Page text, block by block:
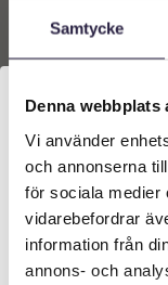
Samtycke
Denna webbplats
Vi använder
och annonserna
för sociala medier
vidarebefordrar
information från
annons- och
500 g
Lägg
Vilken typ av